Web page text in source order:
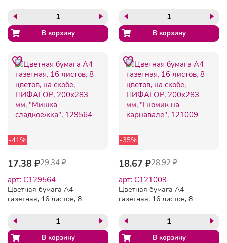
BRAUBERG, 127938
BRAUBERG, 127940
-41%
17.38 ₽29.34 ₽
арт: C129564
Цветная бумага А4
газетная, 16 листов, 8
ПИФАГОР, 200х283 мм,
"Мишка сладкоежка",
129564
-35%
18.67 ₽28.92 ₽
арт: C121009
Цветная бумага А4
газетная, 16 листов, 8
ПИФАГОР, 200х283 мм,
"Гномик на карнавале",
121009